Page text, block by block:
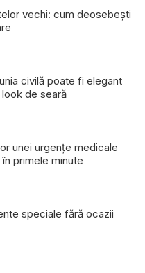
vechi: cum deosebești
civilă poate fi elegant
de seară
unei urgențe medicale
primele minute
speciale fără ocazii